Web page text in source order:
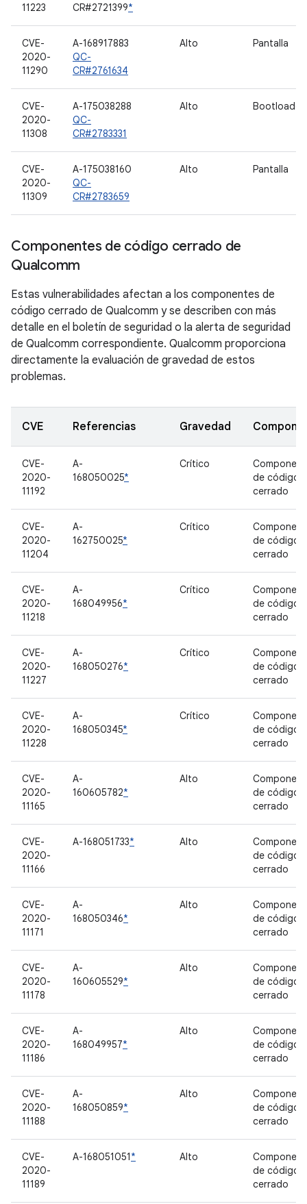
11223 CR#2721399*
CVE-
2020-
11290
A-168917883
QC-
CR#2761634
Alto Pantalla
CVE-
2020-
11308
A-175038288
QC-
CR#2783331
Alto Bootloader
CVE-
2020-
11309
A-175038160
QC-
CR#2783659
Alto Pantalla
Componentes de código cerrado de
Qualcomm
Estas vulnerabilidades afectan a los componentes de
código cerrado de Qualcomm y se describen con más
detalle en el boletín de seguridad o la alerta de seguridad
de Qualcomm correspondiente. Qualcomm proporciona
directamente la evaluación de gravedad de estos
problemas.
CVE Referencias Gravedad
CVE-
2020-
11192
A-
168050025*
Crítico
de código
cerrado
CVE-
2020-
11204
A-
162750025*
Crítico
de código
cerrado
CVE-
2020-
11218
A-
168049956*
Crítico
de código
cerrado
CVE-
2020-
11227
A-
168050276*
Crítico
de código
cerrado
CVE-
2020-
11228
A-
168050345*
Crítico
de código
cerrado
CVE-
2020-
11165
A-
160605782*
Alto
de código
cerrado
CVE-
2020-
11166
A-168051733* Alto
de código
cerrado
CVE-
2020-
11171
A-
168050346*
Alto
de código
cerrado
CVE-
2020-
11178
A-
160605529*
Alto
de código
cerrado
CVE-
2020-
11186
A-
168049957*
Alto
de código
cerrado
CVE-
2020-
11188
A-
168050859*
Alto
de código
cerrado
CVE-
2020-
11189
A-168051051* Alto
de código
cerrado